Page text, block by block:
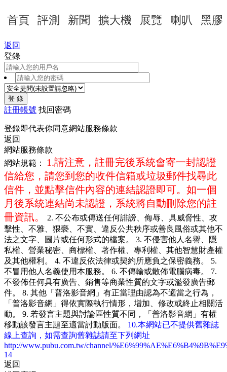
首頁 評測 新聞 擴大機 展覽 喇叭 黑膠
返回
登錄
登 錄
註冊帳號 找回密碼
登錄即代表你同意網站服務條款
返回
網站服務條款
網站規範： 1.請注意，註冊完後系統會寄一封認證
信給您，請您到您的收件信箱或垃圾郵件找尋此
信件，並點擊信件內容的連結認證即可。如一個
月後系統連結尚未認證，系統將自動刪除您的註
冊資訊。
2. 不公布或傳送任何誹謗、侮辱、具威脅性、攻
擊性、不雅、猥褻、不實、違反公共秩序或善良風俗或其他不
法之文字、圖片或任何形式的檔案。 3. 不侵害他人名譽、隱
私權、營業秘密、商標權、著作權、專利權、其他智慧財產權
及其他權利。 4. 不違反依法律或契約所應負之保密義務。 5.
不冒用他人名義使用本服務。 6. 不傳輸或散佈電腦病毒。 7.
不發佈任何具有廣告、銷售等商業性質的文字或濫發廣告郵
件。 8. 其他「普洛影音網」有正當理由認為不適當之行為，
「普洛影音網」得依實際執行情形，增加、修改或終止相關活
動。 9. 若發言主題與討論區性質不同，「普洛影音網」有權
移動該發言主題至適當討動版面。 10.本網站已不提供舊雜誌
線上查詢，如需查詢舊雜誌請至下列網址
http://www.pubu.com.tw/channel/
14
返回